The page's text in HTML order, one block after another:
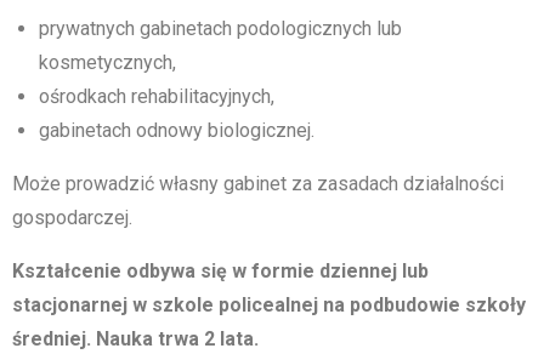
prywatnych gabinetach podologicznych lub
kosmetycznych,
ośrodkach rehabilitacyjnych,
gabinetach odnowy biologicznej.
Może prowadzić własny gabinet za zasadach działalności
gospodarczej.
Kształcenie odbywa się w formie dziennej lub
stacjonarnej w szkole policealnej na podbudowie szkoły
średniej. Nauka trwa 2 lata.